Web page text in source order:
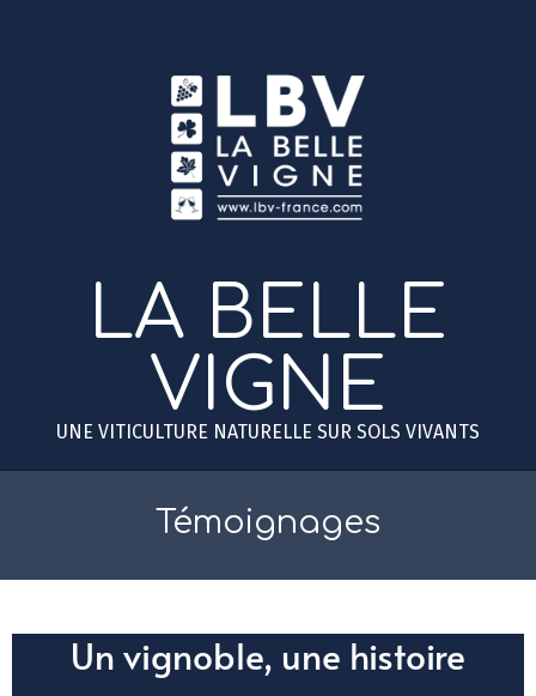
LA BELLE
VIGNE
UNE VITICULTURE NATURELLE SUR SOLS VIVANTS
Navigation
Menu
Témoignages
Un vignoble, une histoire